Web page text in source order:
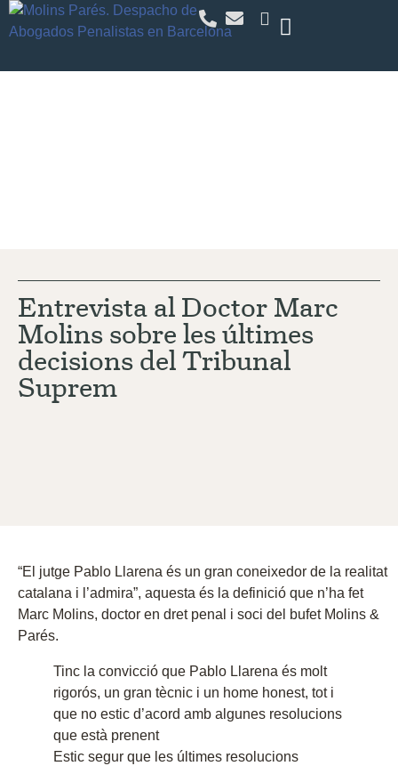
Entrevista al Doctor Marc
Molins sobre les últimes
decisions del Tribunal
Suprem
“El jutge Pablo Llarena és un gran coneixedor de la realitat
catalana i l’admira”, aquesta és la definició que n’ha fet
Marc Molins, doctor en dret penal i soci del bufet Molins &
Parés.
Tinc la convicció que Pablo Llarena és molt
rigorós, un gran tècnic i un home honest, tot i
que no estic d’acord amb algunes resolucions
que està prenent
Estic segur que les últimes resolucions